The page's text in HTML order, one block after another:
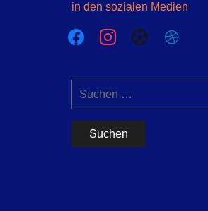
in den sozialen Medien
facebookinstagram
futbol-
dribbble
Suchen
nach: